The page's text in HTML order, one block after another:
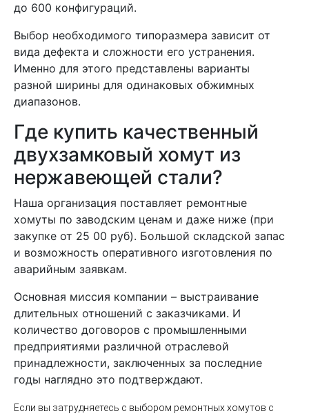
до 600 конфигураций.
Выбор необходимого типоразмера зависит от
вида дефекта и сложности его устранения.
Именно для этого представлены варианты
разной ширины для одинаковых обжимных
диапазонов.
Где купить качественный
двухзамковый хомут из
нержавеющей стали?
Наша организация поставляет ремонтные
хомуты по заводским ценам и даже ниже (при
закупке от 25 00 руб). Большой складской запас
и возможность оперативного изготовления по
аварийным заявкам.
Основная миссия компании – выстраивание
длительных отношений с заказчиками. И
количество договоров с промышленными
предприятиями различной отраслевой
принадлежности, заключенных за последние
годы наглядно это подтверждают.
Если вы затрудняетесь с выбором ремонтных хомутов с